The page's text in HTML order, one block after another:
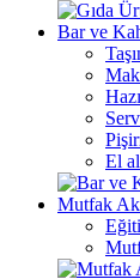
Bar ve
El
Mutfak